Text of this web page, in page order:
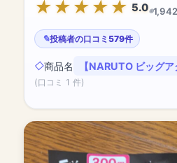
5.0 1,942
投稿者の口コミ579件
商品名 【NARUTO ビッグア
(口コミ 1 件)